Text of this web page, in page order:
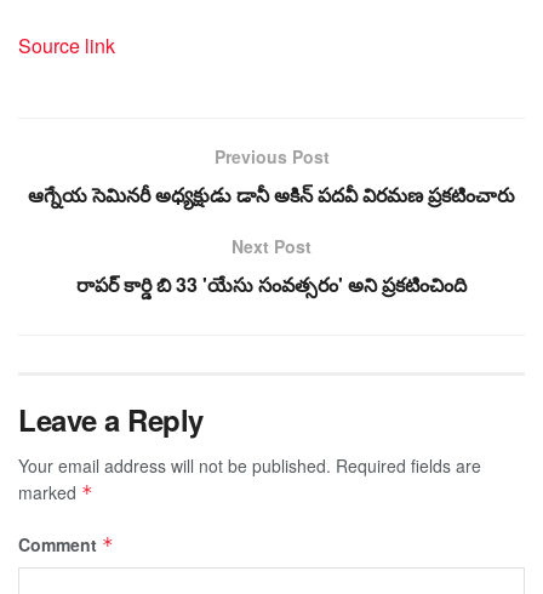
Source link
Previous Post
ఆగ్నేయ సెమినరీ అధ్యక్షుడు డానీ అకిన్ పదవీ విరమణ ప్రకటించారు
Next Post
రాపర్ కార్డి బి 33 'యేసు సంవత్సరం' అని ప్రకటించింది
Leave a Reply
Your email address will not be published. Required fields are
marked *
Comment *